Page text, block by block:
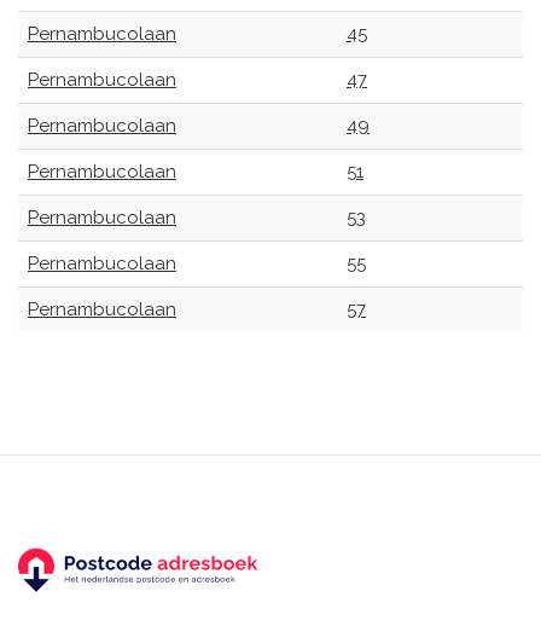
Pernambucolaan 45
Pernambucolaan 47
Pernambucolaan 49
Pernambucolaan 51
Pernambucolaan 53
Pernambucolaan 55
Pernambucolaan 57